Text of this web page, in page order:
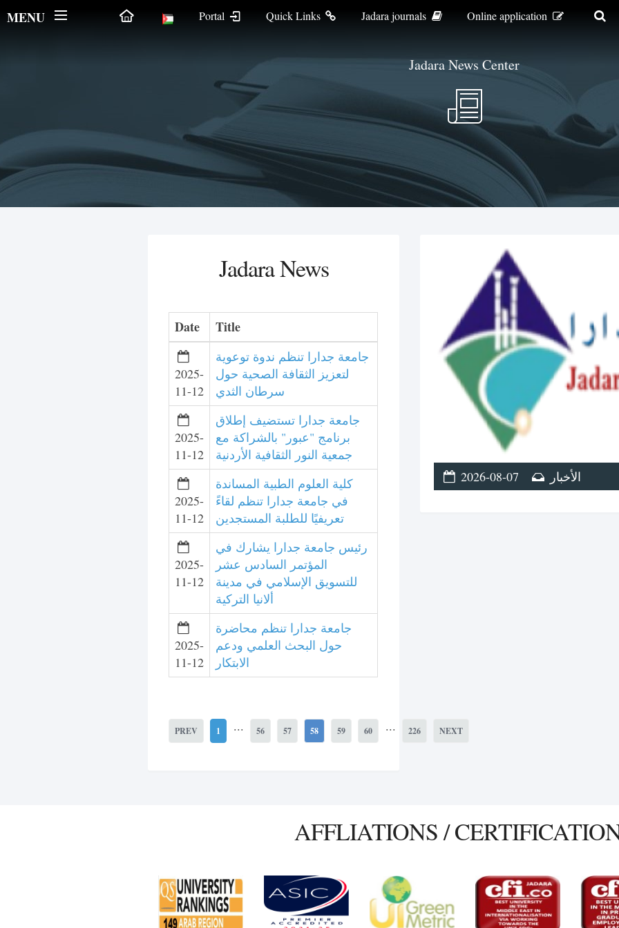
Portal Quick Links Jadara journals Online application
MENU
Jadara News Center
Jadara News
Date Title
2025-
11-12
جامعة جدارا تنظم ندوة توعوية
لتعزيز الثقافة الصحية حول
سرطان الثدي
2025-
11-12
جامعة جدارا تستضيف إطلاق
برنامج "عبور" بالشراكة مع
جمعية النور الثقافية الأردنية
2025-
11-12
كلية العلوم الطبية المساندة
في جامعة جدارا تنظم لقاءً
تعريفيًا للطلبة المستجدين
2025-
11-12
رئيس جامعة جدارا يشارك في
المؤتمر السادس عشر
للتسويق الإسلامي في مدينة
ألانيا التركية
2025-
11-12
جامعة جدارا تنظم محاضرة
حول البحث العلمي ودعم
الابتكار
PREV 1 ... 56 57 58 59 60 ... 226 NEXT
2026-08-07 الأخبار
AFFLIATIONS /